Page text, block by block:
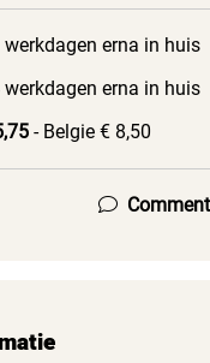
erna in huis
erna in huis
- Belgie € 8,50
Comment